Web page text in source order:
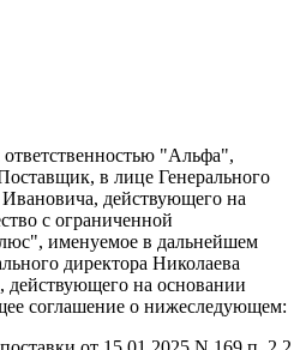
"Альфа",
в лице Генерального
действующего на
с ограниченной
именуемое в дальнейшем
директора Николаева
действующего на основании
соглашение о нижеследующем: